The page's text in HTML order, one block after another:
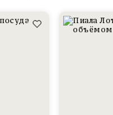
Пиала,
лотос